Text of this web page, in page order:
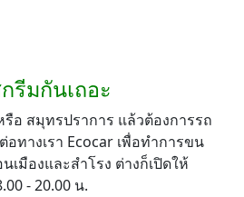
รีมกันเถอะ
อ สมุทรปราการ แล้วต้องการรถ
ทางเรา Ecocar เพื่อทำการขน
เมืองและสำโรง ต่างก็เปิดให้
- 20.00 น.